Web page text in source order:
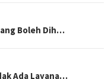
Boleh Dih…
Ada Layana…